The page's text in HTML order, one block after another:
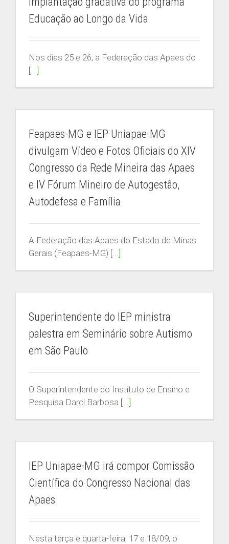
Educação ao Longo da Vida
Nos dias 25 e 26, a Federação das Apaes do
[...]
Feapaes-MG e IEP Uniapae-MG
divulgam Vídeo e Fotos Oficiais do XIV
Congresso da Rede Mineira das Apaes
e IV Fórum Mineiro de Autogestão,
Autodefesa e Família
A Federação das Apaes do Estado de Minas
Gerais (Feapaes-MG) [...]
Superintendente do IEP ministra
palestra em Seminário sobre Autismo
em São Paulo
O Superintendente do Instituto de Ensino e
Pesquisa Darci Barbosa [...]
IEP Uniapae-MG irá compor Comissão
Científica do Congresso Nacional das
Apaes
Nesta terça e quarta-feira, 17 e 18/09, o